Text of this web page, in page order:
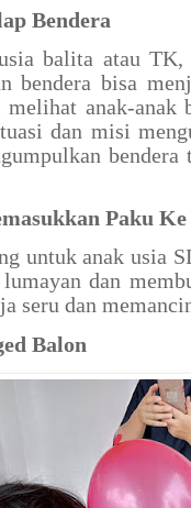
Bendera
balita atau TK,
bendera bisa
anak-anak
dan misi
Paku
untuk anak usia
dan
seru dan
Balon